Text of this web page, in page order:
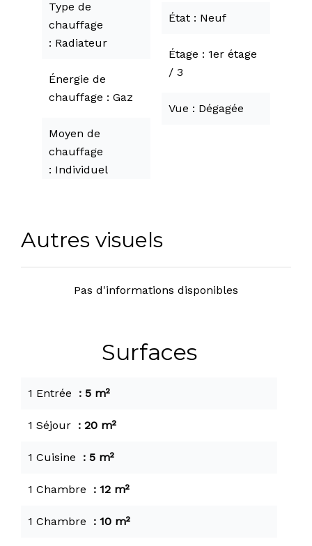
Type de
chauffage
Radiateur
Énergie de
chauffage
Gaz
Moyen de
chauffage
Individuel
État Neuf
Étage
1er étage
/ 3
Vue Dégagée
Autres visuels
Pas d'informations disponibles
Surfaces
1 Entrée 5 m²
1 Séjour 20 m²
1 Cuisine 5 m²
1 Chambre 12 m²
1 Chambre 10 m²